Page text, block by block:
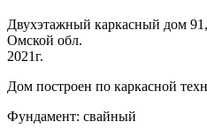
Двухэтажный каркасный дом
Омской обл.
2021г.
Дом построен по каркасной
Фундамент: свайный